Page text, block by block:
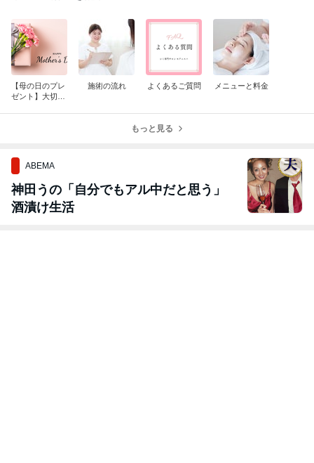
【母の日のプレ
ゼント】大切な
施術の流れ よくあるご質問 メニューと料金
もっと見る
ABEMA
神田うの「自分でもアル中だと思う」
酒漬け生活